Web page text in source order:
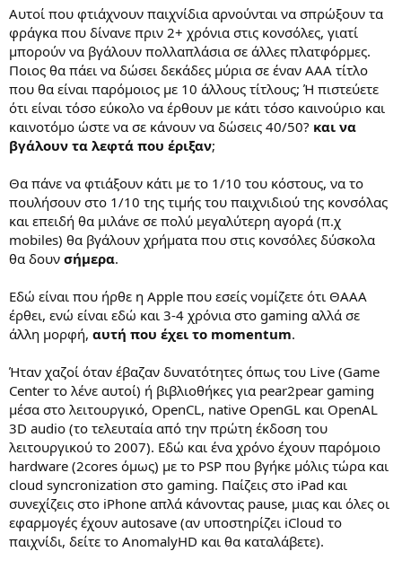
Αυτοί που φτιάχνουν παιχνίδια αρνούνται να σπρώξουν τα
φράγκα που δίνανε πριν 2+ χρόνια στις κονσόλες, γιατί
μπορούν να βγάλουν πολλαπλάσια σε άλλες πλατφόρμες.
Ποιος θα πάει να δώσει δεκάδες μύρια σε έναν ΑΑΑ τίτλο
που θα είναι παρόμοιος με 10 άλλους τίτλους; Ή πιστεύετε
ότι είναι τόσο εύκολο να έρθουν με κάτι τόσο καινούριο και
καινοτόμο ώστε να σε κάνουν να δώσεις 40/50? και να
βγάλουν τα λεφτά που έριξαν;
Θα πάνε να φτιάξουν κάτι με το 1/10 του κόστους, να το
πουλήσουν στο 1/10 της τιμής του παιχνιδιού της κονσόλας
και επειδή θα μιλάνε σε πολύ μεγαλύτερη αγορά (π.χ
mobiles) θα βγάλουν χρήματα που στις κονσόλες δύσκολα
θα δουν σήμερα.
Εδώ είναι που ήρθε η Apple που εσείς νομίζετε ότι ΘΑΑΑ
έρθει, ενώ είναι εδώ και 3-4 χρόνια στο gaming αλλά σε
άλλη μορφή, αυτή που έχει το momentum.
Ήταν χαζοί όταν έβαζαν δυνατότητες όπως του Live (Game
Center το λένε αυτοί) ή βιβλιοθήκες για pear2pear gaming
μέσα στο λειτουργικό, OpenCL, native OpenGL και OpenAL
3D audio (το τελευταία από την πρώτη έκδοση του
λειτουργικού το 2007). Εδώ και ένα χρόνο έχουν παρόμοιο
hardware (2cores όμως) με το PSP που βγήκε μόλις τώρα και
cloud syncronization στο gaming. Παίζεις στο iPad και
συνεχίζεις στο iPhone απλά κάνοντας pause, μιας και όλες οι
εφαρμογές έχουν autosave (αν υποστηρίζει iCloud το
παιχνίδι, δείτε το AnomalyHD και θα καταλάβετε).